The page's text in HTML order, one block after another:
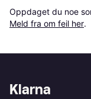
Oppdaget du noe
Meld fra om feil her.
Klarna